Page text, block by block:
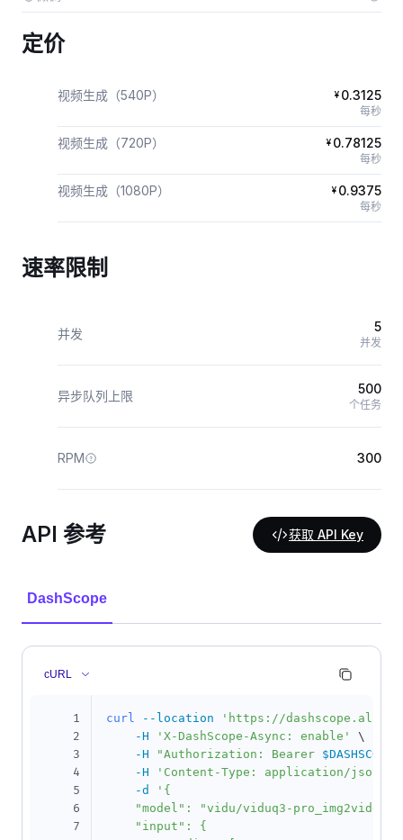
定价
视频生成（540P） ¥ 0.3125
每秒
视频生成（720P） ¥ 0.78125
每秒
视频生成（1080P） ¥ 0.9375
每秒
速率限制
并发 5
并发
异步队列上限 500
个任务
RPM 300
API 参考 获取 API Key
DashScope
cURL
1
2
3
4
5
6
7
curl --location
'https://
-H
'X-DashScope-Async: enable'
\
-H
"Authorization: Bearer
-H
'Content-Type: application/json'
-d
'{
    "model": "vidu/viduq3-pro_img2video",
    "input": {